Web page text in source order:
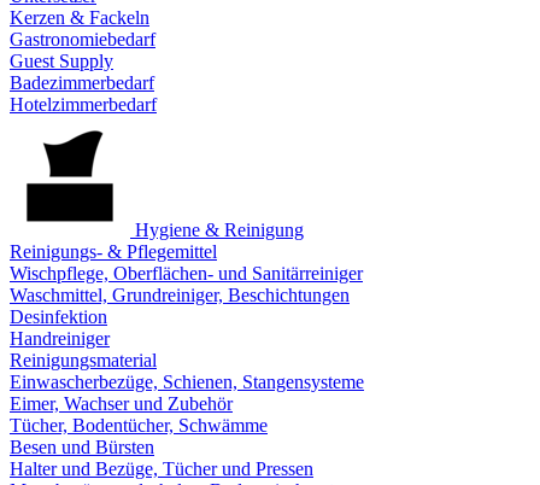
Kerzen & Fackeln
Gastronomiebedarf
Guest Supply
Badezimmerbedarf
Hotelzimmerbedarf
Hygiene & Reinigung
Reinigungs- & Pflegemittel
Wischpflege, Oberflächen- und Sanitärreiniger
Waschmittel, Grundreiniger, Beschichtungen
Desinfektion
Handreiniger
Reinigungsmaterial
Einwascherbezüge, Schienen, Stangensysteme
Eimer, Wachser und Zubehör
Tücher, Bodentücher, Schwämme
Besen und Bürsten
Halter und Bezüge, Tücher und Pressen